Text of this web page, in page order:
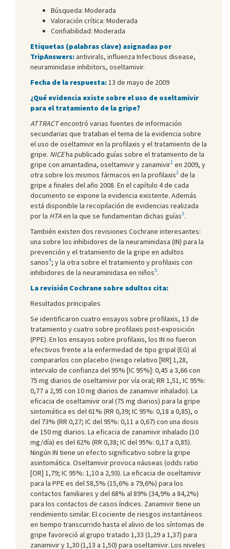
Búsqueda: Moderada
Valoración crítica: Moderada
Confiabilidad: Moderada
Etiquetas (palabras clave) asignadas por
TripAnswers:antivirals, influenza Infectious disease,
neuraminidase inhibitors, oseltamivir.
Fecha de la respuesta: 13 de mayo de 2009
¿Qué evidencia existe sobre el uso de oseltamivir
para el tratamiento de la gripe?
ATTRACTencontró varias fuentes de información
secundarias que trataban el tema de la evidencia sobre
el uso de oseltamivir en la profilaxis y el tratamiento de la
gripe. NICEha publicado guías sobre el tratamiento de la
gripe con amantadina, oseltamivir y zanamivir1 en 2009, y
otra sobre los mismos fármacos en la profilaxis2 de la
gripe a finales del año 2008. En el capítulo 4 de cada
documento se expone la evidencia existente. Además
está disponible la recopilación de evidencias realizada
por la HTAen la que se fundamentan dichas guías3.
También existen dos revisiones Cochrane interesantes:
una sobre los inhibidores de la neuraminidasa (IN) para la
prevención y el tratamiento de la gripe en adultos
sanos4; y la otra sobre el tratamiento y profilaxis con
inhibidores de la neuraminidasa en niños5.
La revisión Cochrane sobre adultos cita:
Resultados principales
Se identificaron cuatro ensayos sobre profilaxis, 13 de
tratamiento y cuatro sobre profilaxis post-exposición
(PPE). En los ensayos sobre profilaxis, los IN no fueron
efectivos frente a la enfermedad de tipo gripal (EG) al
compararlos con placebo (riesgo relativo [RR] 1,28,
intervalo de confianza del 95% [IC 95%]: 0,45 a 3,66 con
75 mg diarios de oseltamivir por vía oral; RR 1,51, IC 95%:
0,77 a 2,95 con 10 mg diarios de zanamivir inhalado). La
eficacia de oseltamivir oral (75 mg diarios) para la gripe
sintomática es del 61% (RR 0,39; IC 95%: 0,18 a 0,85), o
del 73% (RR 0,27; IC del 95%: 0,11 a 0,67) con una dosis
de 150 mg diarios. La eficacia de zanamivir inhalado (10
mg/día) es del 62% (RR 0,38; IC del 95%: 0,17 a 0,85).
Ningún IN tiene un efecto significativo sobre la gripe
asintomática. Oseltamivir provoca náuseas (odds ratio
[OR] 1,79; IC 95%: 1,10 a 2,93). La eficacia de oseltamivir
para la PPE es del 58,5% (15,6% a 79,6%) para los
contactos familiares y del 68% al 89% (34,9% a 84,2%)
para los contactos de casos índices. Zanamivir tiene un
rendimiento similar. El cociente de riesgos instantáneos
en tiempo transcurrido hasta el alivio de los síntomas de
gripe favoreció al grupo tratado 1,33 (1,29 a 1,37) para
zanamivir y 1,30 (1,13 a 1,50) para oseltamivir. Los niveles